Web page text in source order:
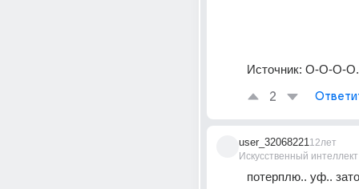
Источник: О-О-О-О..
2
user_32068221
Искусственный интеллект
12лет
потерплю.. уф..